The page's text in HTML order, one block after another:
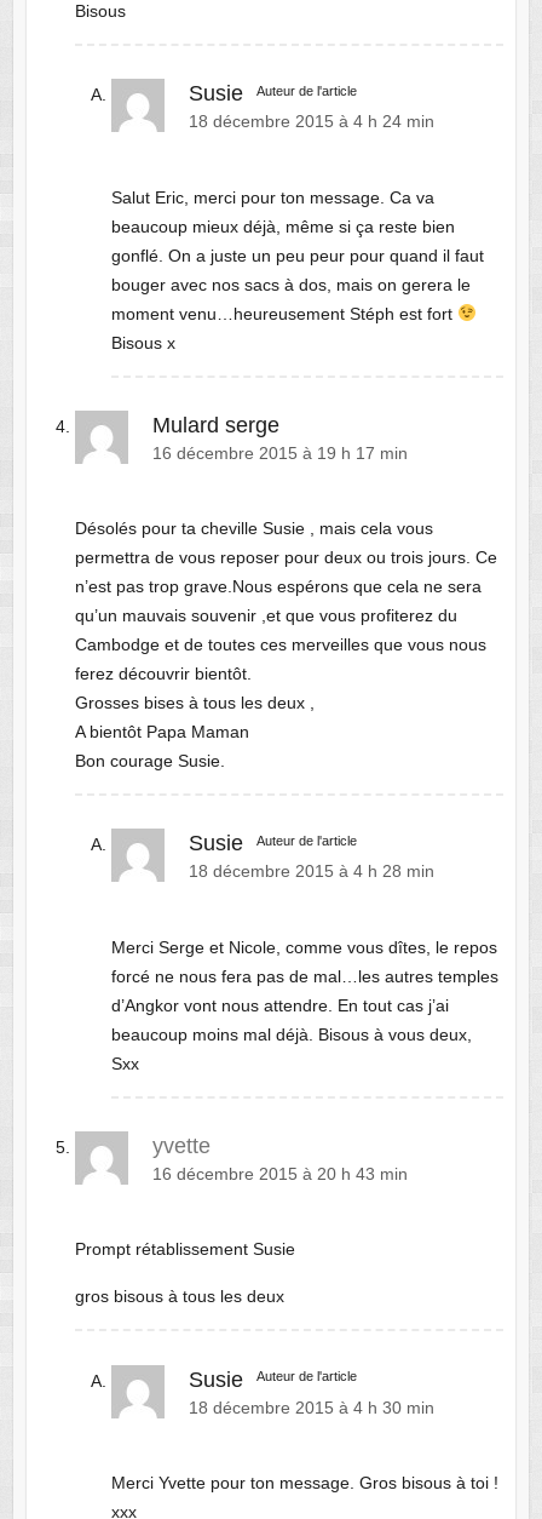
Bisous
Susie Auteur de l'article
18 décembre 2015 à 4 h 24 min
Salut Eric, merci pour ton message. Ca va
beaucoup mieux déjà, même si ça reste bien
gonflé. On a juste un peu peur pour quand il faut
bouger avec nos sacs à dos, mais on gerera le
moment venu…heureusement Stéph est fort
Bisous x
Mulard serge
16 décembre 2015 à 19 h 17 min
Désolés pour ta cheville Susie , mais cela vous
permettra de vous reposer pour deux ou trois jours. Ce
n’est pas trop grave.Nous espérons que cela ne sera
qu’un mauvais souvenir ,et que vous profiterez du
Cambodge et de toutes ces merveilles que vous nous
ferez découvrir bientôt.
Grosses bises à tous les deux ,
A bientôt Papa Maman
Bon courage Susie.
Susie Auteur de l'article
18 décembre 2015 à 4 h 28 min
Merci Serge et Nicole, comme vous dîtes, le repos
forcé ne nous fera pas de mal…les autres temples
d’Angkor vont nous attendre. En tout cas j’ai
beaucoup moins mal déjà. Bisous à vous deux,
Sxx
yvette
16 décembre 2015 à 20 h 43 min
Prompt rétablissement Susie
gros bisous à tous les deux
Susie Auteur de l'article
18 décembre 2015 à 4 h 30 min
Merci Yvette pour ton message. Gros bisous à toi !
xxx